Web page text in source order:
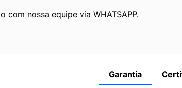
com nossa equipe via WHATSAPP.
Garantia